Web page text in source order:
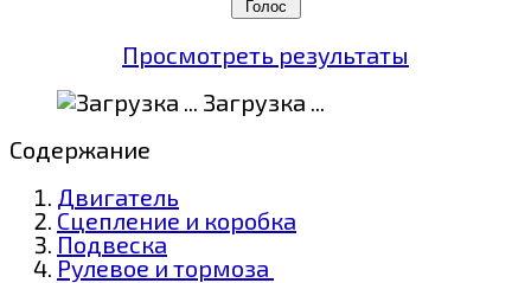
Просмотреть результаты
Загрузка ...
Содержание
Двигатель
Сцепление и коробка
Подвеска
Рулевое и тормоза